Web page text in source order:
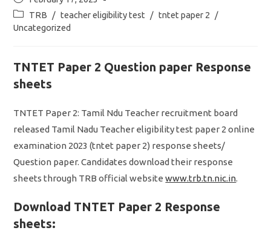
published:
Post
category:
TRB / teacher eligibility test / tntet paper 2 /
Uncategorized
TNTET Paper 2 Question paper Response
sheets
TNTET Paper 2: Tamil Ndu Teacher recruitment board
released Tamil Nadu Teacher eligibility test paper 2 online
examination 2023 (tntet paper 2) response sheets/
Question paper. Candidates download their response
sheets through TRB official websitewww.trb.tn.nic.in.
Download TNTET Paper 2 Response
sheets: